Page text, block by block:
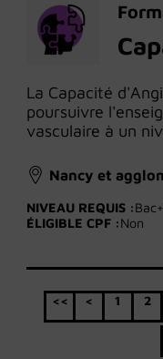
La Capacité
poursuivre
vasculaire à un
Nancy et
NIVEAU REQUIS :
ÉLIGIBLE CPF :Non
<< < 1 2